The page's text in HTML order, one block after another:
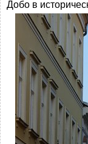
Добо в